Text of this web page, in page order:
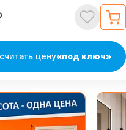
цену«под ключ»